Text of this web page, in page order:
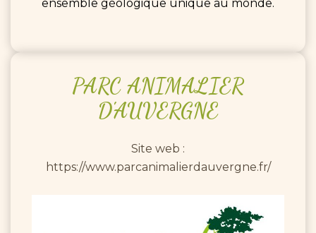
ensemble géologique unique au monde.
PARC ANIMALIER
D'AUVERGNE
Site web :
https://www.parcanimalierdauvergne.fr/